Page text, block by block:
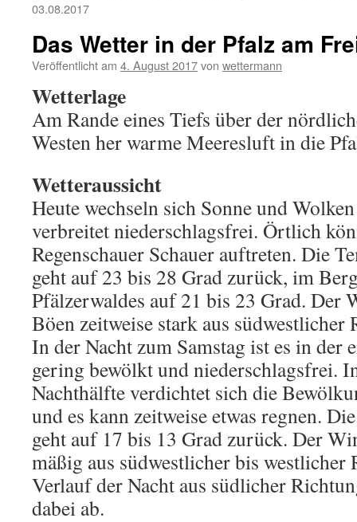
03.08.2017
Das Wetter in der Pfalz am
Veröffentlicht am 4. August 2017von wettermann
Wetterlage
Am Rande eines Tiefs über der
Westen her warme Meeresluft in die
Wetteraussicht
Heute wechseln sich Sonne und
verbreitet niederschlagsfrei. Örtlich
Regenschauer Schauer auftreten. Die
geht auf 23 bis 28 Grad zurück, im
Pfälzerwaldes auf 21 bis 23 Grad. Der
Böen zeitweise stark aus südwestlicher
In der Nacht zum Samstag ist es in der
gering bewölkt und niederschlagsfrei.
Nachthälfte verdichtet sich die
und es kann zeitweise etwas regnen.
geht auf 17 bis 13 Grad zurück. Der
mäßig aus südwestlicher bis
Verlauf der Nacht aus südlicher
dabei ab.